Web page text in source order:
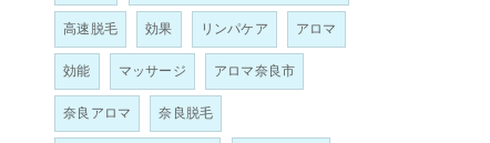
高速脱毛 効果 リンパケア アロマ
効能 マッサージ アロマ奈良市
奈良アロマ 奈良脱毛